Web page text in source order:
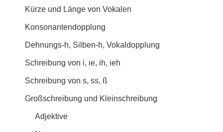
Kürze und Länge von Vokalen
Konsonantendopplung
Dehnungs-h, Silben-h, Vokaldopplung
Schreibung von i, ie, ih, ieh
Schreibung von s, ss, ß
Großschreibung und Kleinschreibung
Adjektive